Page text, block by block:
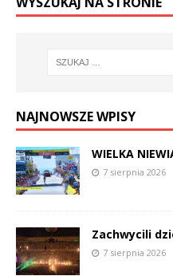
NAJNOWSZE WPISY
WIELKA
7 sierpnia 2026
Zachwycili
7 sierpnia 2026